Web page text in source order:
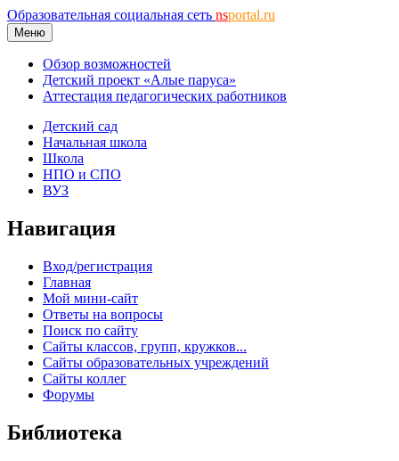
Образовательная социальная сеть nsportal.ru
Меню
Обзор возможностей
Детский проект «Алые паруса»
Аттестация педагогических работников
Детский сад
Начальная школа
Школа
НПО и СПО
ВУЗ
Навигация
Вход/регистрация
Главная
Мой мини-сайт
Ответы на вопросы
Поиск по сайту
Сайты классов, групп, кружков...
Сайты образовательных учреждений
Сайты коллег
Форумы
Библиотека